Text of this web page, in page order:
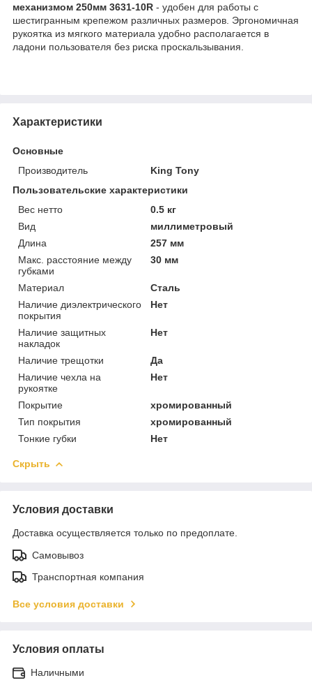
механизмом 250мм 3631-10R - удобен для работы с
шестигранным крепежом различных размеров. Эргономичная
рукоятка из мягкого материала удобно располагается в
ладони пользователя без риска проскальзывания.
Характеристики
Основные
Производитель
King Tony
Пользовательские характеристики
Вес нетто
0.5 кг
Вид
миллиметровый
Длина
257 мм
Макс. расстояние между
губками
30 мм
Материал
Сталь
Наличие диэлектрического
покрытия
Нет
Наличие защитных
накладок
Нет
Наличие трещотки
Да
Наличие чехла на
рукоятке
Нет
Покрытие
хромированный
Тип покрытия
хромированный
Тонкие губки
Нет
Скрыть
Условия доставки
Доставка осуществляется только по предоплате.
Самовывоз
Транспортная компания
Все условия доставки
Условия оплаты
Наличными